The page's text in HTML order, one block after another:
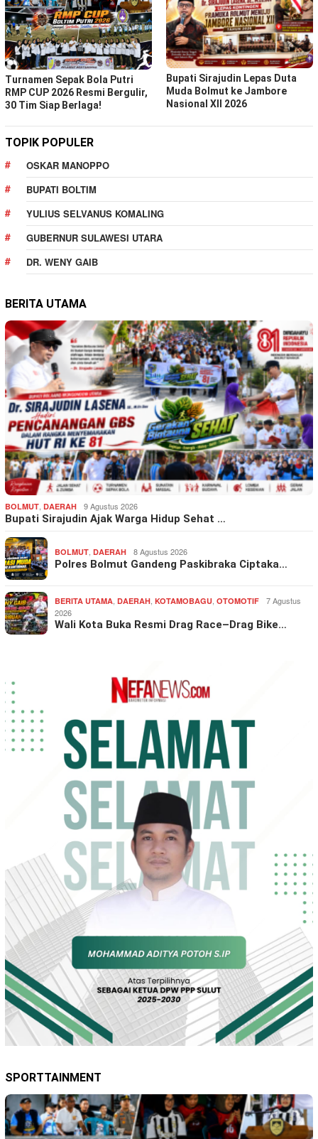
Turnamen Sepak Bola Putri
RMP CUP 2026 Resmi Bergulir,
30 Tim Siap Berlaga!
Bupati Sirajudin Lepas Duta
Muda Bolmut ke Jambore
Nasional XII 2026
TOPIK POPULER
OSKAR MANOPPO
BUPATI BOLTIM
YULIUS SELVANUS KOMALING
GUBERNUR SULAWESI UTARA
DR. WENY GAIB
BERITA UTAMA
BOLMUT DAERAH 9 Agustus 2026
Bupati Sirajudin Ajak Warga Hidup Sehat …
BOLMUT DAERAH 8 Agustus 2026
Polres Bolmut Gandeng Paskibraka Ciptaka…
BERITA UTAMA DAERAH KOTAMOBAGU OTOMOTIF
7 Agustus
2026
Wali Kota Buka Resmi Drag Race–Drag Bike…
SPORTTAINMENT